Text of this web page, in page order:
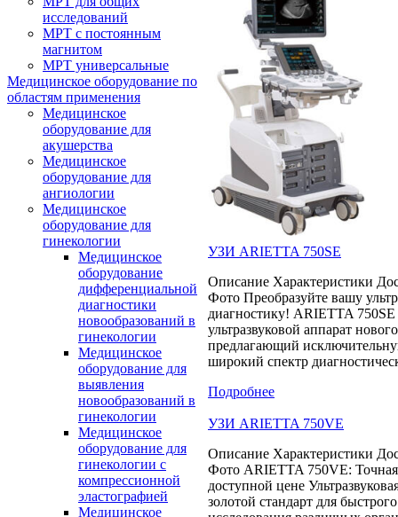
исследований
МРТ с постоянным
магнитом
МРТ универсальные
Медицинское оборудование по
областям применения
Медицинское
оборудование для
акушерства
Медицинское
оборудование для
ангиологии
Медицинское
оборудование для
гинекологии
Медицинское
оборудование
дифференциальной
диагностики
новообразований в
гинекологии
Медицинское
оборудование для
выявления
новообразований в
гинекологии
Медицинское
оборудование для
гинекологии с
компрессионной
эластографией
Медицинское
УЗИ ARIETTA 750SE
Описание Характеристики
Фото Преобразуйте вашу
диагностику! ARIETTA 750SE
ультразвуковой аппарат
предлагающий
широкий спектр
Подробнее
УЗИ ARIETTA 750VE
Описание Характеристики
Фото ARIETTA 750VE: Точная
доступной цене
золотой стандарт для